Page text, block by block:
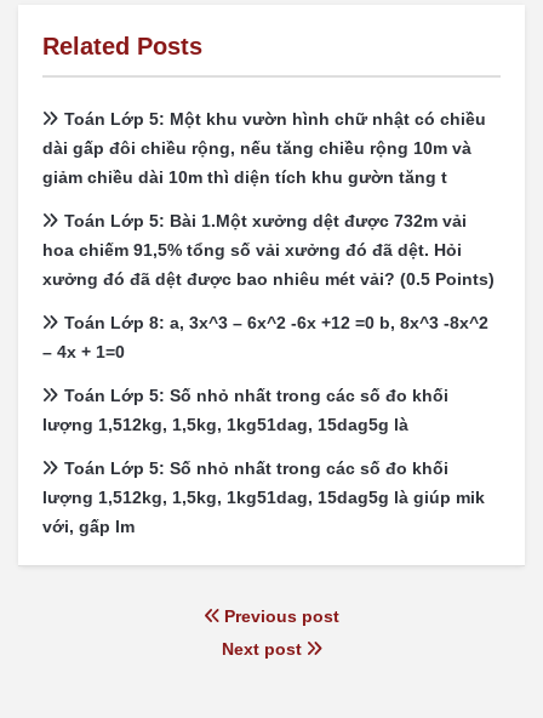
Related Posts
Toán Lớp 5: Một khu vườn hình chữ nhật có chiều
dài gấp đôi chiều rộng, nếu tăng chiều rộng 10m và
giảm chiều dài 10m thì diện tích khu gườn tăng t
Toán Lớp 5: Bài 1.Một xưởng dệt được 732m vải
hoa chiếm 91,5% tổng số vải xưởng đó đã dệt. Hỏi
xưởng đó đã dệt được bao nhiêu mét vải? (0.5 Points)
Toán Lớp 8: a, 3x^3 – 6x^2 -6x +12 =0 b, 8x^3 -8x^2
– 4x + 1=0
Toán Lớp 5: Số nhỏ nhất trong các số đo khối
lượng 1,512kg, 1,5kg, 1kg51dag, 15dag5g là
Toán Lớp 5: Số nhỏ nhất trong các số đo khối
lượng 1,512kg, 1,5kg, 1kg51dag, 15dag5g là giúp mik
với, gấp lm
Previous post
Next post